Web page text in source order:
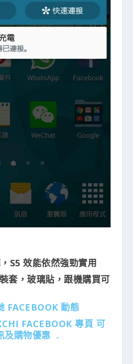
S5 效能依然強勁實用
套，玻璃貼，跟機購買可
FACEBOOK 動態
FACEBOOK 專頁 可
及購物優惠 .